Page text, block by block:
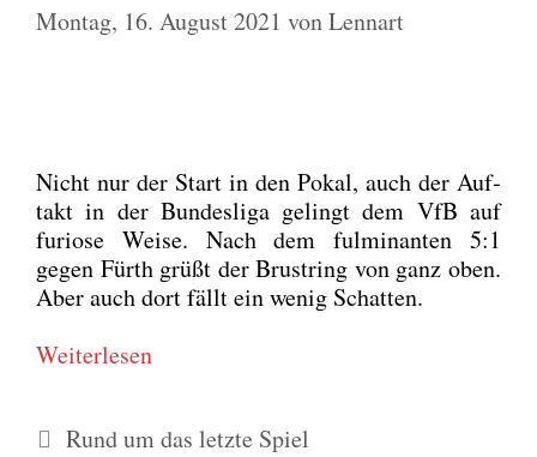
Montag, 16. August 2021 vonLennart
Nicht nur der Start in den Pokal, auch der Auf­
takt in der Bun­des­li­ga gelingt dem VfB auf
furio­se Wei­se. Nach dem ful­mi­nan­ten 5:1
gegen Fürth grüßt der Brust­ring von ganz oben.
Aber auch dort fällt ein wenig Schat­ten.
Wei­ter­le­sen
Kategorien
Rund um das letzte Spiel